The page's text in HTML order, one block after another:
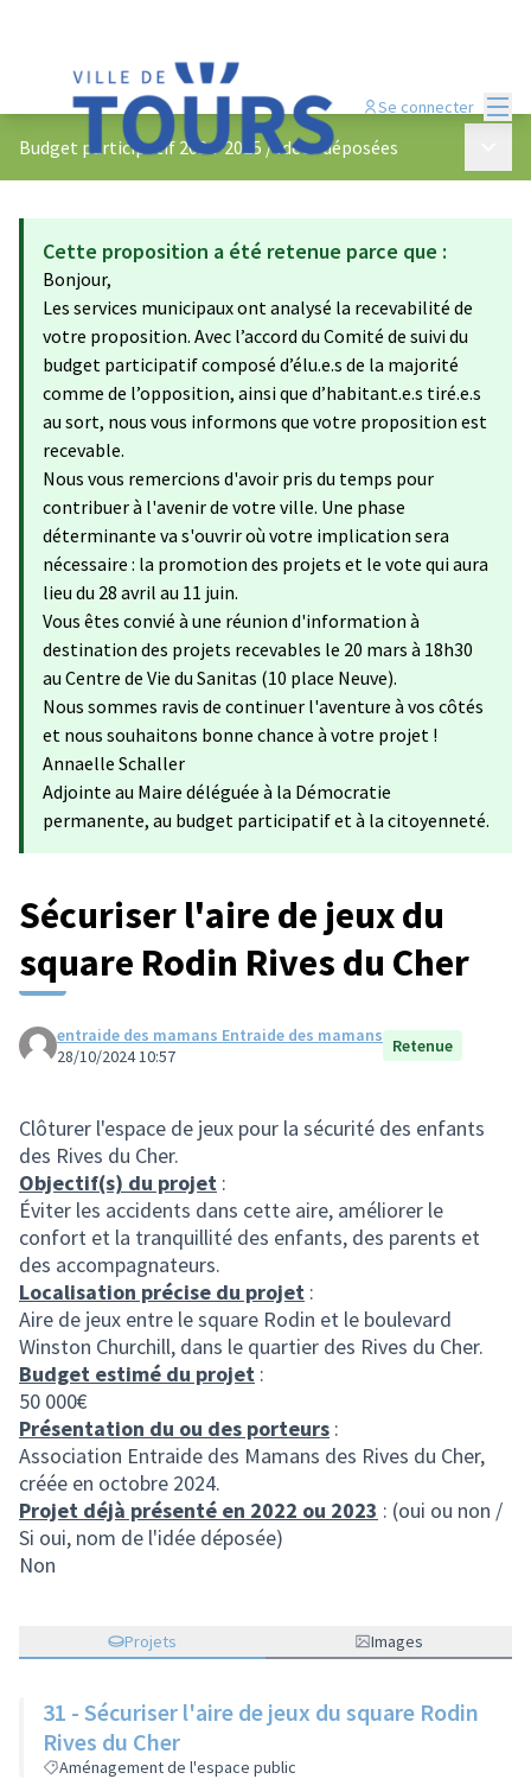
Se connecter
Budget participatif 2024-2025 /Idées déposées
Cette proposition a été retenue parce que :
Bonjour,
Les services municipaux ont analysé la recevabilité de
votre proposition. Avec l’accord du Comité de suivi du
budget participatif composé d’élu.e.s de la majorité
comme de l’opposition, ainsi que d’habitant.e.s tiré.e.s
au sort, nous vous informons que votre proposition est
recevable.
Nous vous remercions d'avoir pris du temps pour
contribuer à l'avenir de votre ville. Une phase
déterminante va s'ouvrir où votre implication sera
nécessaire : la promotion des projets et le vote qui aura
lieu du 28 avril au 11 juin.
Vous êtes convié à une réunion d'information à
destination des projets recevables le 20 mars à 18h30
au Centre de Vie du Sanitas (10 place Neuve).
Nous sommes ravis de continuer l'aventure à vos côtés
et nous souhaitons bonne chance à votre projet !
Annaelle Schaller
Adjointe au Maire déléguée à la Démocratie
permanente, au budget participatif et à la citoyenneté.
Sécuriser l'aire de jeux du
square Rodin Rives du Cher
entraide des mamans Entraide des mamans
28/10/2024 10:57
Retenue
Clôturer l'espace de jeux pour la sécurité des enfants
des Rives du Cher.
Objectif(s) du projet :
Éviter les accidents dans cette aire, améliorer le
confort et la tranquillité des enfants, des parents et
des accompagnateurs.
Localisation précise du projet :
Aire de jeux entre le square Rodin et le boulevard
Winston Churchill, dans le quartier des Rives du Cher.
Budget estimé du projet :
50 000€
Présentation du ou des porteurs :
Association Entraide des Mamans des Rives du Cher,
créée en octobre 2024.
Projet déjà présenté en 2022 ou 2023 : (oui ou non /
Si oui, nom de l'idée déposée)
Non
Projets Images
31 - Sécuriser l'aire de jeux du square Rodin
Rives du Cher
Aménagement de l'espace public